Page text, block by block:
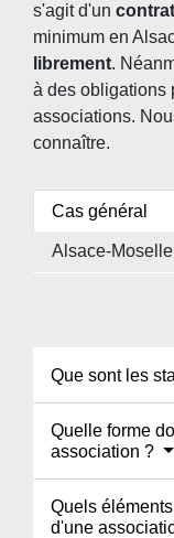
s'agit d'un contrat
minimum en
librement.
à des obligations
associations.
connaître.
Cas général
Alsace-Moselle
Que sont les
Quelle forme
association ?
Quels
d'une